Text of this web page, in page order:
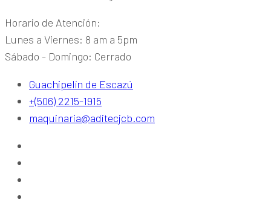
Horario de Atención:
Lunes a Viernes: 8 am a 5pm
Sábado - Domingo: Cerrado
Guachipelín de Escazú
+(506) 2215-1915
maquinaria@aditecjcb.com